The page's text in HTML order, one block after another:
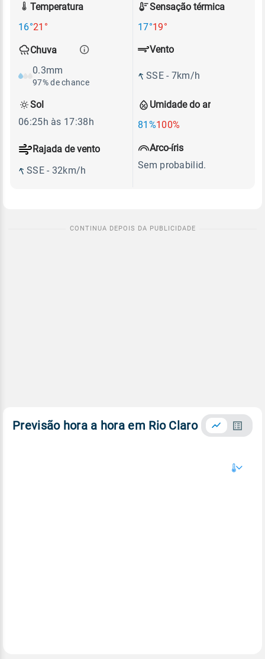
Temperatura
16°21°
Sensação térmica
17°19°
Chuva
0.3mm
97% de chance
Umidade do ar
81%100%
Vento
SSE - 7km/h
Rajada de vento
SSE - 32km/h
Sol
06:25h às 17:38h
Arco-íris
Sem probabilid.
Previsão hora a hora em Rio Claro